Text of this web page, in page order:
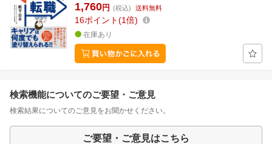
1,760円 (税込) 送料無料
16ポイント 1倍
在庫あり
検索機能についてのご要望・ご意見
検索結果についてのご意見をお聞かせください。
ご要望・ご意見はこちら